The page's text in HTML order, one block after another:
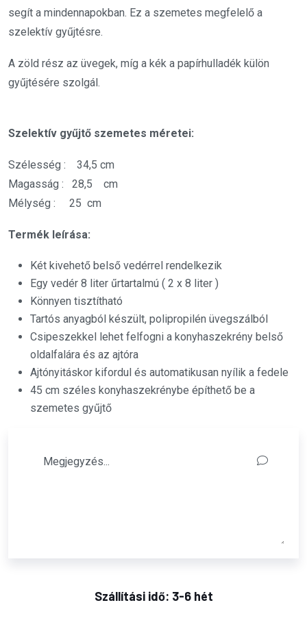
segít a mindennapokban. Ez a szemetes megfelelő a
szelektív gyűjtésre.
A zöld rész az üvegek, míg a kék a papírhulladék külön
gyűjtésére szolgál.
Szelektív gyűjtő szemetes méretei:
Szélesség : 34,5 cm
Magasság : 28,5 cm
Mélység : 25 cm
Termék leírása:
Két kivehető belső vedérrel rendelkezik
Egy vedér 8 liter űrtartalmú ( 2 x 8 liter )
Könnyen tisztítható
Tartós anyagból készült, polipropilén üvegszálból
Csipeszekkel lehet felfogni a konyhaszekrény belső
oldalfalára és az ajtóra
Ajtónyitáskor kifordul és automatikusan nyílik a fedele
45 cm széles konyhaszekrénybe építhető be a
szemetes gyűjtő
Szállítási idő: 3-6 hét